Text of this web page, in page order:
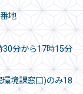
地
30分から17時15分
境課窓口)のみ18